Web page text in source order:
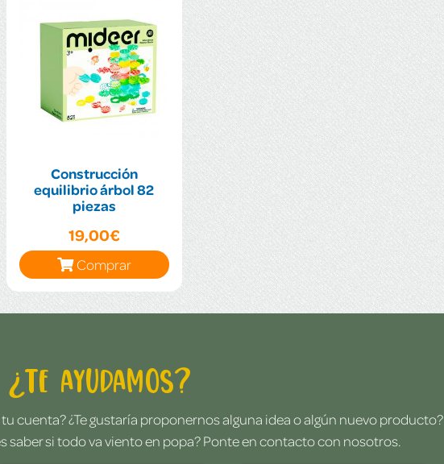
Construcción
equilibrio árbol 82
piezas
19,00€
Comprar
¿Te ayudamos?
cuenta? ¿Te gustaría proponernos alguna idea o algún nuevo producto?
saber si todo va viento en popa? Ponte en contacto con nosotros.